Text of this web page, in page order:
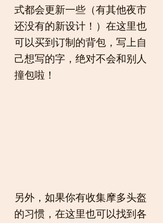
式都会更新一些（有其他夜市
还没有的新设计！）在这里也
可以买到订制的背包，写上自
己想写的字，绝对不会和别人
撞包啦！
另外，如果你有收集摩多头盔
的习惯，在这里也可以找到各